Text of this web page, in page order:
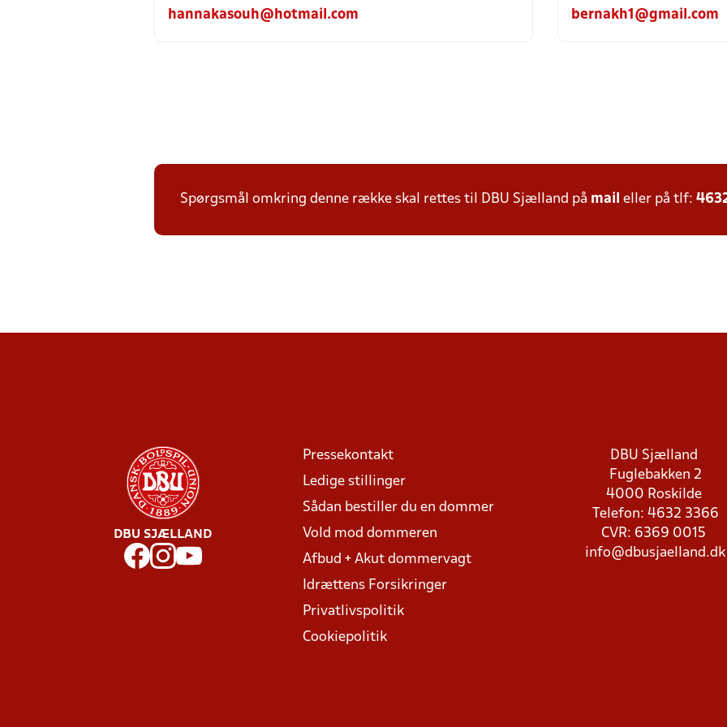
hannakasouh@hotmail.com
bernakh1@gmail.com
Spørgsmål omkring denne række skal rettes til DBU Sjælland på mail eller på tlf:
DBU SJÆLLAND
Pressekontakt
Ledige stillinger
Sådan bestiller du en dommer
Vold mod dommeren
Afbud + Akut dommervagt
Idrættens Forsikringer
Privatlivspolitik
Cookiepolitik
DBU Sjælland
Fuglebakken 2
4000 Roskilde
Telefon: 4632 3366
CVR: 6369 0015
info@dbusjaelland.dk